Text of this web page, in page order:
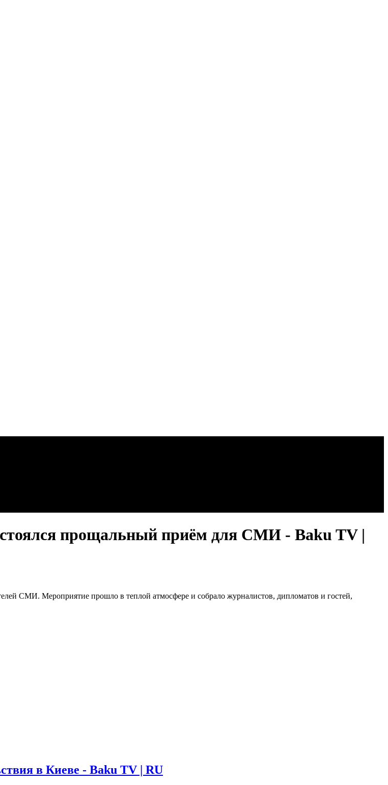
прощальный приём для СМИ - Baku TV |
СМИ. Мероприятие прошло в теплой атмосфере и собрало журналистов, дипломатов и гостей,
в Киеве - Baku TV | RU